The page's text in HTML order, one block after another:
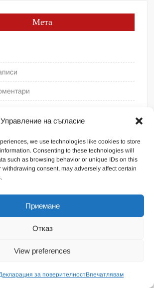
Управление на съгласие
we use technologies like cookies to store
Consenting to these technologies will
such as browsing behavior or unique IDs on this
withdrawing consent, may adversely affect certain
Приемане
Отказ
View preferences
за поверителностВпечатлявам
Мета
by WordPress |Theme: FreeNews
Общи условия